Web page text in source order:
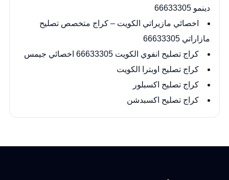
دينمو 66633305
اخصائي مازيراتي الكويت – كراج متخصص تصليح
مازاراتي 66633305
كراج تصليح انفوي الكويت 66633305 اخصائي جيمس
كراج تصليح اوبترا الكويت
كراج تصليح اكسبلور
كراج تصليح اكسبدشن